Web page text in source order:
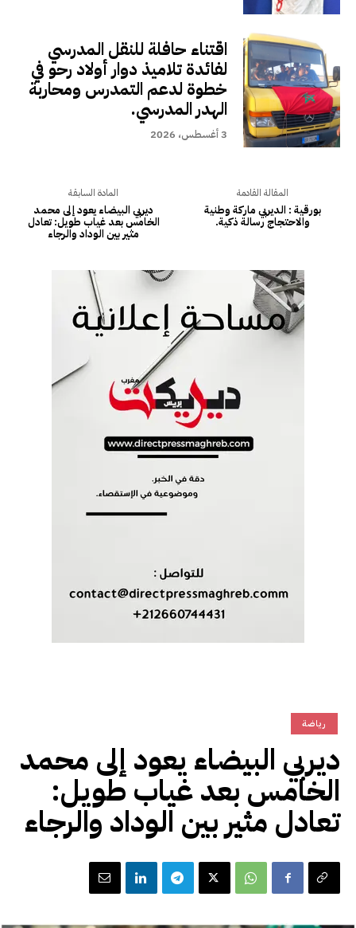
اقتناء حافلة للنقل المدرسي
لفائدة تلاميذ دوار أولاد رحو في
خطوة لدعم التمدرس ومحاربة
الهدر المدرسي.
3 أغسطس، 2026
المادة السابقة
ديربي البيضاء يعود إلى محمد
الخامس بعد غياب طويل: تعادل
مثير بين الوداد والرجاء
المقالة القادمة
بورقية : الديربي ماركة وطنية
والاحتجاج رسالة ذكية.